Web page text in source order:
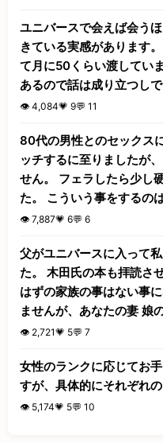
ユニバースで会えば会う
きている実感があります
て月に50くらい渡してい
あるので話は成り立つし
👁️ 4,084💗 9💬 11
80代の男性とのセックス
ッチするに至りましたが
せん。 フェラしたら少し
た。 こういう事をするの
👁️ 7,887💗 6💬 6
父がユニバースに入って
た。 木田氏の本も拝読
はずの家族の事はない事
ませんが、あなたの妻 娘
👁️ 2,721💗 5💬 7
女性のランクに応じてお
すが、具体的にそれぞれ
👁️ 5,174💗 5💬 10